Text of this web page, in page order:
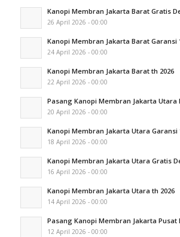
Kanopi Membran Jakarta Barat Gratis
26 April 2026 - 00:00
Kanopi Membran Jakarta Barat Garansi
24 April 2026 - 00:00
Kanopi Membran Jakarta Barat th 2026
22 April 2026 - 00:00
Pasang Kanopi Membran Jakarta Utara
20 April 2026 - 00:00
Kanopi Membran Jakarta Utara Garansi
18 April 2026 - 00:00
Kanopi Membran Jakarta Utara Gratis
16 April 2026 - 00:00
Kanopi Membran Jakarta Utara th 2026
14 April 2026 - 00:00
Pasang Kanopi Membran Jakarta Pusat
12 April 2026 - 00:00